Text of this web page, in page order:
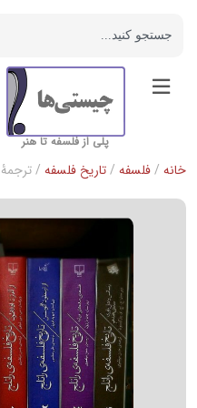
پلی از فلسفه تا هنر
خانه /فلسفه /تاریخ فلسفه /